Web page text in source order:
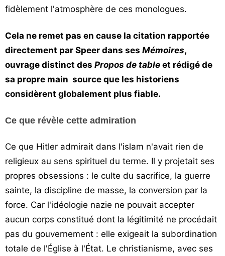
fidèlement l'atmosphère de ces monologues.
Cela ne remet pas en cause la citation rapportée
directement par Speer dans ses Mémoires,
ouvrage distinct des Propos de table et rédigé de
sa propre main source que les historiens
considèrent globalement plus fiable.
Ce que révèle cette admiration
Ce que Hitler admirait dans l'islam n'avait rien de
religieux au sens spirituel du terme. Il y projetait ses
propres obsessions : le culte du sacrifice, la guerre
sainte, la discipline de masse, la conversion par la
force. Car l'idéologie nazie ne pouvait accepter
aucun corps constitué dont la légitimité ne procédait
pas du gouvernement : elle exigeait la subordination
totale de l'Église à l'État. Le christianisme, avec ses